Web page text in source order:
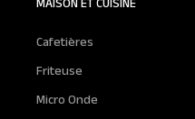
MAISON ET CUISINE
Cafetières
Friteuse
Micro Onde